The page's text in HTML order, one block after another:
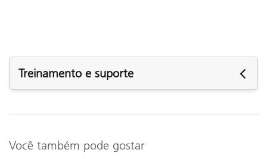
Treinamento e suporte
nossos produtos para informação compreensiva sobre
Suporte
Você também pode gostar